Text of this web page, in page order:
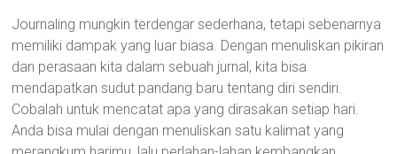
Journaling mungkin terdengar sederhana, tetapi sebenarnya
memiliki dampak yang luar biasa. Dengan menuliskan pikiran
dan perasaan kita dalam sebuah jurnal, kita bisa
mendapatkan sudut pandang baru tentang diri sendiri.
Cobalah untuk mencatat apa yang dirasakan setiap hari.
Anda bisa mulai dengan menuliskan satu kalimat yang